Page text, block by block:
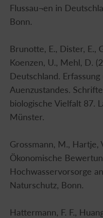
Flussau¬en in
Bonn.
Brunotte, E., Dister, E.,
Koenzen, U., Mehl, D.
Deutschland.
Auenzustandes.
biologische Vielfalt 87.
Münster.
Grossmann, M., Hartje,
Ökonomische
Hochwasservorsorge
Naturschutz, Bonn.
Hattermann, F. F.,